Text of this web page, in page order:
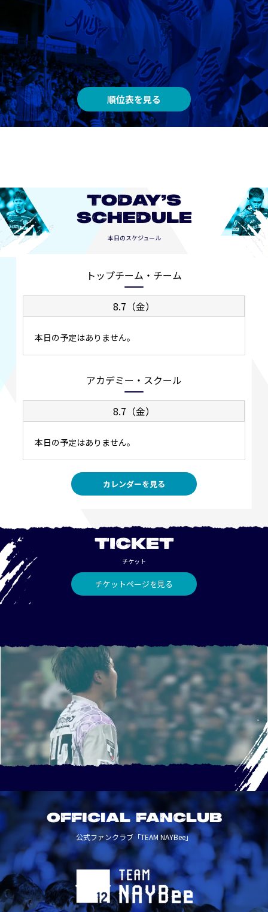
順位表を見る
TODAY’S
SCHEDULE
本日のスケジュール
トップチーム・チーム
8.7（金）
本日の予定はありません。
アカデミー・スクール
8.7（金）
本日の予定はありません。
カレンダーを見る
TICKET
チケット
チケットページを見る
OFFICIAL FANCLUB
公式ファンクラブ「TEAM NAYBee」